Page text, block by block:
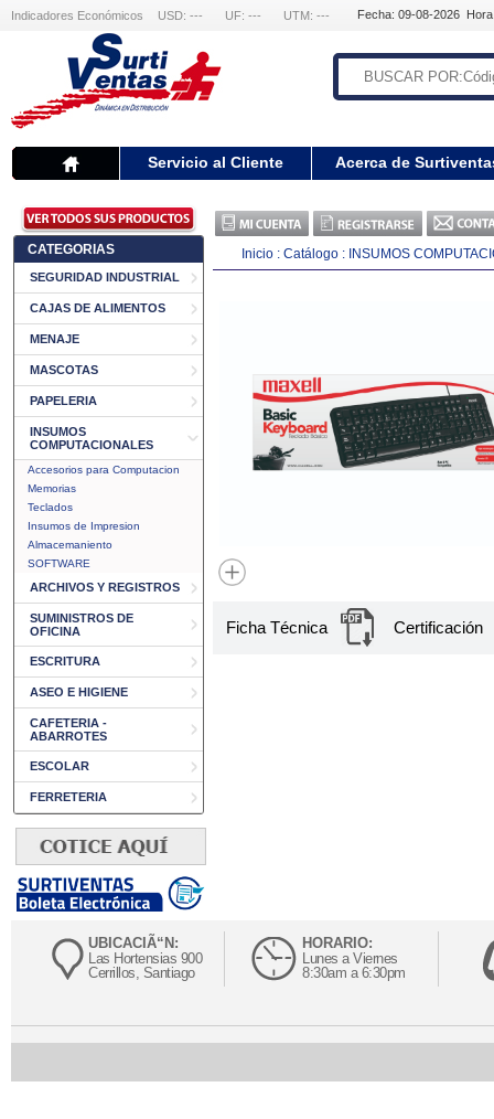
Indicadores Económicos USD: --- UF: --- UTM: --- Fecha: 09-08-2026
Servicio al Cliente Acerca de
CATEGORIAS
SEGURIDAD INDUSTRIAL
CAJAS DE ALIMENTOS
MENAJE
MASCOTAS
PAPELERIA
INSUMOS
COMPUTACIONALES
Accesorios para Computacion
Memorias
Teclados
Insumos de Impresion
Almacemaniento
SOFTWARE
ARCHIVOS Y REGISTROS
SUMINISTROS DE
OFICINA
ESCRITURA
ASEO E HIGIENE
CAFETERIA -
ABARROTES
ESCOLAR
FERRETERIA
Inicio : Catálogo : INSUMOS
Ficha Técnica Certificación
UBICACIÃ“N:
Las Hortensias 900
Cerrillos, Santiago
HORARIO:
Lunes a Viernes
8:30am a 6:30pm